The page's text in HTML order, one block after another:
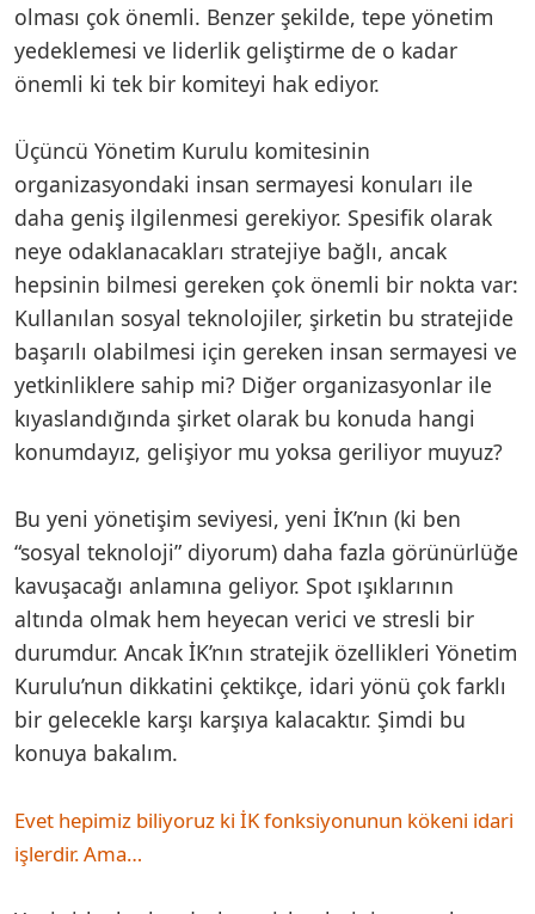
olması çok önemli. Benzer şekilde, tepe yönetim
yedeklemesi ve liderlik geliştirme de o kadar
önemli ki tek bir komiteyi hak ediyor.
Üçüncü Yönetim Kurulu komitesinin
organizasyondaki insan sermayesi konuları ile
daha geniş ilgilenmesi gerekiyor. Spesifik olarak
neye odaklanacakları stratejiye bağlı, ancak
hepsinin bilmesi gereken çok önemli bir nokta var:
Kullanılan sosyal teknolojiler, şirketin bu stratejide
başarılı olabilmesi için gereken insan sermayesi ve
yetkinliklere sahip mi? Diğer organizasyonlar ile
kıyaslandığında şirket olarak bu konuda hangi
konumdayız, gelişiyor mu yoksa geriliyor muyuz?
Bu yeni yönetişim seviyesi, yeni İK’nın (ki ben
“sosyal teknoloji” diyorum) daha fazla görünürlüğe
kavuşacağı anlamına geliyor. Spot ışıklarının
altında olmak hem heyecan verici ve stresli bir
durumdur. Ancak İK’nın stratejik özellikleri Yönetim
Kurulu’nun dikkatini çektikçe, idari yönü çok farklı
bir gelecekle karşı karşıya kalacaktır. Şimdi bu
konuya bakalım.
Evet hepimiz biliyoruz ki İK fonksiyonunun kökeni idari
işlerdir. Ama…